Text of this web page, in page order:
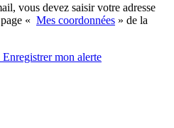
vous devez saisir votre adresse
« Mes coordonnées » de la
Enregistrermon alerte